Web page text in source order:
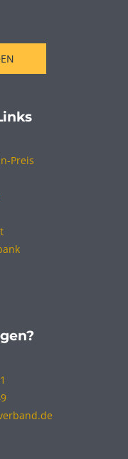
Preis